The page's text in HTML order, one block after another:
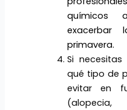
químicos
primavera.
Si
qué tipo de
evitar en